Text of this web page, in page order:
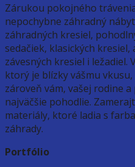
Zárukou pokojného
nepochybne záhradný
záhradných kresiel,
sedačiek, klasických kresiel,
závesných kresiel i
ktorý je blízky vášmu vkusu,
zároveň vám, vašej rodine
najväčšie pohodlie.
materiály, ktoré ladia s
záhrady.
Portfólio